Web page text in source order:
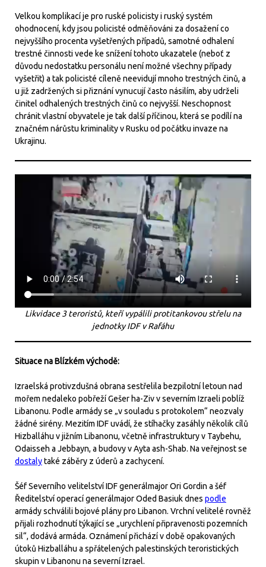
Velkou komplikací je pro ruské policisty i ruský systém
ohodnocení, kdy jsou policisté odměňováni za dosažení co
nejvyššího procenta vyšetřených případů, samotné odhalení
trestné činnosti vede ke snížení tohoto ukazatele (neboť z
důvodu nedostatku personálu není možné všechny případy
vyšetřit) a tak policisté cíleně neevidují mnoho trestných činů, a
u již zadržených si přiznání vynucují často násilím, aby udrželi
činitel odhalených trestných činů co nejvyšší. Neschopnost
chránit vlastní obyvatele je tak další příčinou, která se podílí na
značném nárůstu kriminality v Rusku od počátku invaze na
Ukrajinu.
Likvidace 3 teroristů, kteří vypálili protitankovou střelu na
jednotky IDF v Rafáhu
Situace na Blízkém východě:
Izraelská protivzdušná obrana sestřelila bezpilotní letoun nad
mořem nedaleko pobřeží Gešer ha-Ziv v severním Izraeli poblíž
Libanonu. Podle armády se „v souladu s protokolem“ neozvaly
žádné sirény. Mezitím IDF uvádí, že stíhačky zasáhly několik cílů
Hizballáhu v jižním Libanonu, včetně infrastruktury v Taybehu,
Odaisseh a Jebbayn, a budovy v Ayta ash-Shab. Na veřejnost se
dostalytaké záběry z úderů a zachycení.
Šéf Severního velitelství IDF generálmajor Ori Gordin a šéf
Ředitelství operací generálmajor Oded Basiuk dnes podle
armády schválili bojové plány pro Libanon. Vrchní velitelé rovněž
přijali rozhodnutí týkající se „urychlení připravenosti pozemních
sil“, dodává armáda. Oznámení přichází v době opakovaných
útoků Hizballáhu a spřátelených palestinských teroristických
skupin v Libanonu na severní Izrael.